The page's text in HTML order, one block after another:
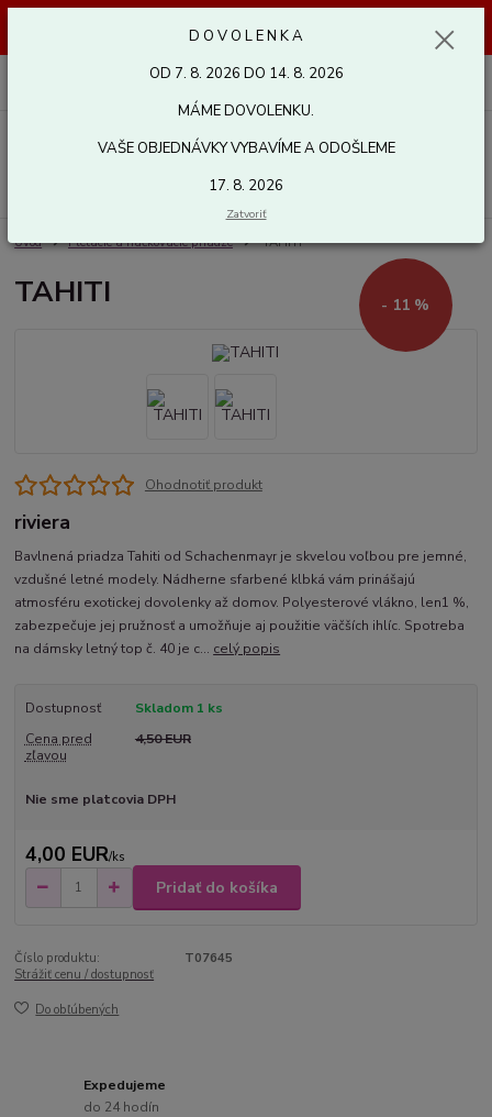
odošleme 17. 8. 2026. Ďakujeme.
Úvod Pletacie a háčkovacie priadze TAHITI
TAHITI - 11 %
Ohodnotiť produkt
riviera
Bavlnená priadza Tahiti od Schachenmayr je skvelou voľbou pre jemné,
vzdušné letné modely. Nádherne sfarbené klbká vám prinášajú
atmosféru exotickej dovolenky až domov. Polyesterové vlákno, len1 %,
zabezpečuje jej pružnosť a umožňuje aj použitie väčších ihlíc. Spotreba
na dámsky letný top č. 40 je c... celý popis
Dostupnosť
Skladom 1 ks
Cena pred
zľavou
4,50 EUR
Nie sme platcovia DPH
4,00 EUR/ks
Pridať do košíka
Číslo produktu:
T07645
Strážiť cenu / dostupnosť
Do obľúbených
Expedujeme
do 24 hodín
D O V O L E N K A
OD 7. 8. 2026 DO 14. 8. 2026
MÁME DOVOLENKU.
VAŠE OBJEDNÁVKY VYBAVÍME A ODOŠLEME
17. 8. 2026
Zatvoriť